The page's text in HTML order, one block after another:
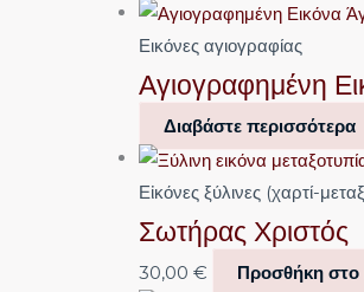
Εικόνες αγιογραφίας
Αγιογραφημένη
Διαβάστε περισσότερα
Εἰκόνες ξύλινες (χαρτί-
Σωτήρας Χριστός
30,00 € Προσθήκη στο